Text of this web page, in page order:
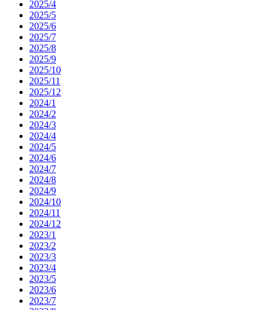
2025/4
2025/5
2025/6
2025/7
2025/8
2025/9
2025/10
2025/11
2025/12
2024/1
2024/2
2024/3
2024/4
2024/5
2024/6
2024/7
2024/8
2024/9
2024/10
2024/11
2024/12
2023/1
2023/2
2023/3
2023/4
2023/5
2023/6
2023/7